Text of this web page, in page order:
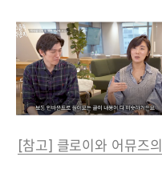
[참고] 클로이와 어뮤즈